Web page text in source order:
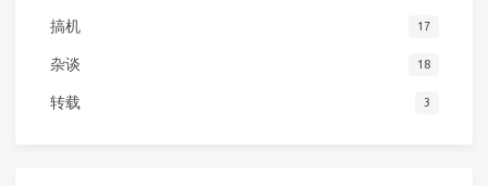
搞机 17
杂谈 18
转载 3